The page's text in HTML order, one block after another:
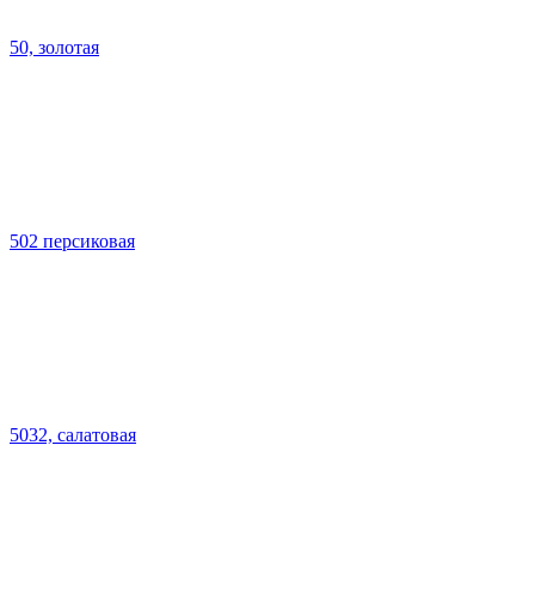
50, золотая
502 персиковая
5032, салатовая